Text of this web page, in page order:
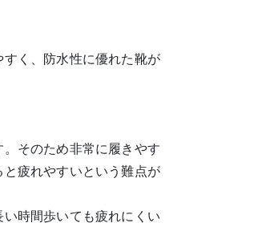
く、防水性に優れた靴が
そのため非常に履きやす
疲れやすいという難点が
時間歩いても疲れにくい